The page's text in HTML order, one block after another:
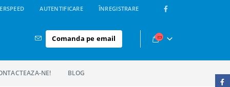
AUTENTIFICARE ÎNREGISTRARE
Comanda pe email
NE! BLOG